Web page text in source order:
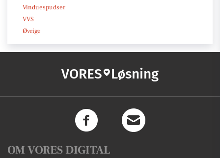
Vinduespudser
VVS
Øvrige
VORES Løsning
OM VORES DIGITAL